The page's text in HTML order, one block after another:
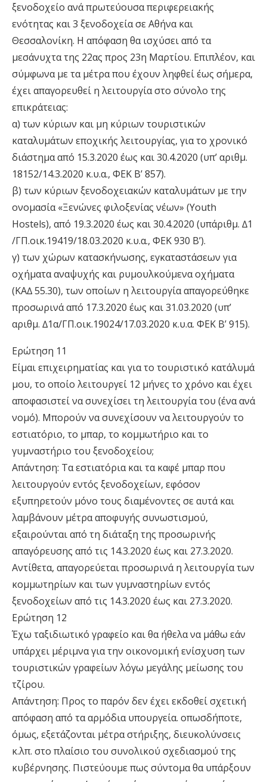
ξενοδοχείο ανά πρωτεύουσα περιφερειακής
ενότητας και 3 ξενοδοχεία σε Αθήνα και
Θεσσαλονίκη. Η απόφαση θα ισχύσει από τα
µεσάνυχτα της 22ας προς 23η Μαρτίου. Επιπλέον, και
σύµφωνα µε τα µέτρα που έχουν ληφθεί έως σήµερα,
έχει απαγορευθεί η λειτουργία στο σύνολο της
επικράτειας:
α) των κύριων και µη κύριων τουριστικών
καταλυµάτων εποχικής λειτουργίας, για το χρονικό
διάστηµα από 15.3.2020 έως και 30.4.2020 (υπ’ αριθµ.
18152/14.3.2020 κ.υ.α., ΦΕΚ Β’ 857).
β) των κύριων ξενοδοχειακών καταλυµάτων µε την
ονοµασία «Ξενώνες φιλοξενίας νέων» (Youth
Hostels), από 19.3.2020 έως και 30.4.2020 (υπ΄αριθµ. ∆1
/ΓΠ.οικ.19419/18.03.2020 κ.υ.α., ΦΕΚ 930 Β’).
γ) των χώρων κατασκήνωσης, εγκαταστάσεων για
οχήµατα αναψυχής και ρυµουλκούµενα οχήµατα
(ΚΑ∆ 55.30), των οποίων η λειτουργία απαγορεύθηκε
προσωρινά από 17.3.2020 έως και 31.03.2020 (υπ’
αριθµ. ∆1α/ΓΠ.οικ.19024/17.03.2020 κ.υ.α. ΦΕΚ Β’ 915).
Ερώτηση 11
Είµαι επιχειρηµατίας και για το τουριστικό κατάλυµά
µου, το οποίο λειτουργεί 12 µήνες το χρόνο και έχει
αποφασιστεί να συνεχίσει τη λειτουργία του (ένα ανά
νοµό). Μπορούν να συνεχίσουν να λειτουργούν το
εστιατόριο, το µπαρ, το κοµµωτήριο και το
γυµναστήριο του ξενοδοχείου;
Απάντηση: Τα εστιατόρια και τα καφέ µπαρ που
λειτουργούν εντός ξενοδοχείων, εφόσον
εξυπηρετούν µόνο τους διαµένοντες σε αυτά και
λαµβάνουν µέτρα αποφυγής συνωστισµού,
εξαιρούνται από τη διάταξη της προσωρινής
απαγόρευσης από τις 14.3.2020 έως και 27.3.2020.
Αντίθετα, απαγορεύεται προσωρινά η λειτουργία των
κοµµωτηρίων και των γυµναστηρίων εντός
ξενοδοχείων από τις 14.3.2020 έως και 27.3.2020.
Ερώτηση 12
Έχω ταξιδιωτικό γραφείο και θα ήθελα να µάθω εάν
υπάρχει µέριµνα για την οικονοµική ενίσχυση των
τουριστικών γραφείων λόγω µεγάλης µείωσης του
τζίρου.
Απάντηση: Προς το παρόν δεν έχει εκδοθεί σχετική
απόφαση από τα αρµόδια υπουργεία. οπωσδήποτε,
όµως, εξετάζονται µέτρα στήριξης, διευκολύνσεις
κ.λπ. στο πλαίσιο του συνολικού σχεδιασµού της
κυβέρνησης. Πιστεύουµε πως σύντοµα θα υπάρξουν